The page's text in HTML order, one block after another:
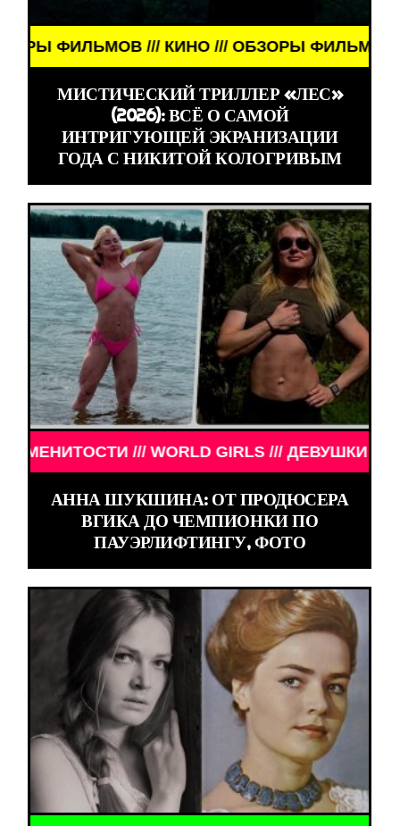
/// ОБЗОРЫ ФИЛЬМОВ /// КИНО ///
МИСТИЧЕСКИЙ ТРИЛЛЕР «ЛЕС»
(2026): ВСЁ О САМОЙ
ИНТРИГУЮЩЕЙ ЭКРАНИЗАЦИИ
ГОДА С НИКИТОЙ КОЛОГРИВЫМ
/// ДЕВУШКИ ЗНАМЕНИТОСТИ /// WORLD
АННА ШУКШИНА: ОТ ПРОДЮСЕРА
ВГИКА ДО ЧЕМПИОНКИ ПО
ПАУЭРЛИФТИНГУ, ФОТО